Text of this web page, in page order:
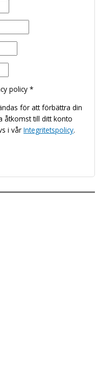
policy *
för att förbättra din
åtkomst till ditt konto
i vår Integritetspolicy.